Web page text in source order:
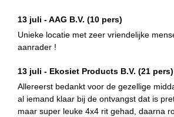
13 juli -AAG B.V. (10 pers)
Unieke locatie met zeer vriendelijke
aanrader !
13 juli - Ekosiet Products B.V. (21 pers)
Allereerst bedankt voor de gezellige
al iemand klaar bij de ontvangst dat is
maar super leuke 4x4 rit gehad, daarna